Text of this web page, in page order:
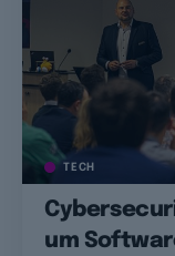
TECH
um